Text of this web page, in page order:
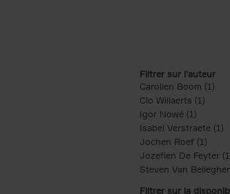
Filtrer sur l'auteur
Carolien Boom (1)
Clo Willaerts (1)
Igor Nowé (1)
Isabel Verstraete (1)
Jochen Roef (1)
Jozefien De Feyter
Steven Van
Filtrer sur la